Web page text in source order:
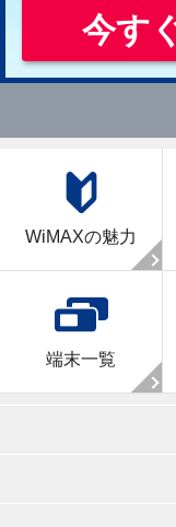
今す
WiMAXの魅力
端末一覧